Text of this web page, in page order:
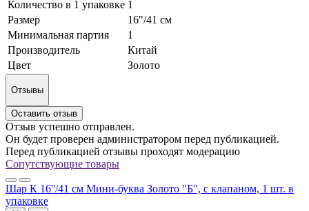
Количество в 1 упаковке 1
Размер
16"/41 см
Минимальная партия
1
Производитель
Китай
Цвет
Золото
Отзывы
Оставить отзыв
Отзыв успешно отправлен.
Он будет проверен администратором перед публикацией.
Перед публикацией отзывы проходят модерацию
Сопутствующие товары
Шар К 16''/41 см Мини-буква Золото "Б", с клапаном, 1 шт. в
упаковке